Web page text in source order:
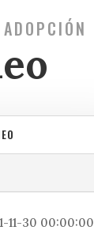
11-30 00:00:00